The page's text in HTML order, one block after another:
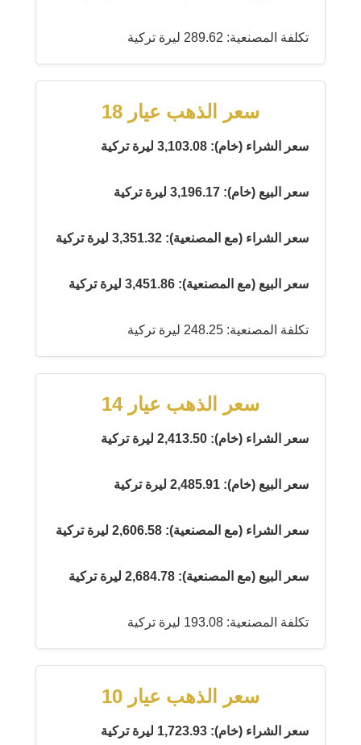
تكلفة المصنعية: 289.62 ليرة تركية
سعر الذهب عيار 18
سعر الشراء (خام): 3,103.08 ليرة تركية
سعر البيع (خام): 3,196.17 ليرة تركية
سعر الشراء (مع المصنعية): 3,351.32 ليرة تركية
سعر البيع (مع المصنعية): 3,451.86 ليرة تركية
تكلفة المصنعية: 248.25 ليرة تركية
سعر الذهب عيار 14
سعر الشراء (خام): 2,413.50 ليرة تركية
سعر البيع (خام): 2,485.91 ليرة تركية
سعر الشراء (مع المصنعية): 2,606.58 ليرة تركية
سعر البيع (مع المصنعية): 2,684.78 ليرة تركية
تكلفة المصنعية: 193.08 ليرة تركية
سعر الذهب عيار 10
سعر الشراء (خام): 1,723.93 ليرة تركية